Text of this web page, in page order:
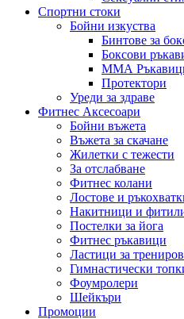
Спортни стоки
Бойни изкуства
Бинтове за
Боксови
ММА
Протектори
Уреди за здраве
Фитнес Аксесоари
Бойни въжета
Въжета за скачане
Жилетки с тежести
За отслабване
Фитнес колани
Лостове и
Накитници и
Постелки за йога
Фитнес ръкавици
Ластици за
Гимнастически
Фоумролери
Шейкъри
Промоции